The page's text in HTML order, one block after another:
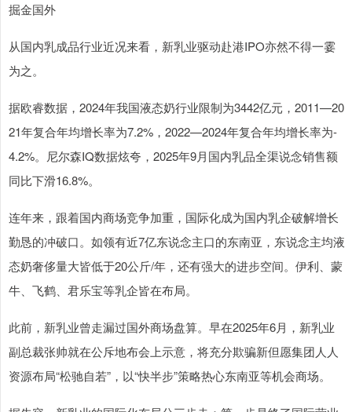
掘金国外
从国内乳成品行业近况来看，新乳业驱动赴港IPO亦然不得一霎
为之。
据欧睿数据，2024年我国液态奶行业限制为3442亿元，2011—20
21年复合年均增长率为7.2%，2022—2024年复合年均增长率为-
4.2%。尼尔森IQ数据炫夸，2025年9月国内乳品全渠说念销售额
同比下滑16.8%。
连年来，跟着国内商场竞争加重，国际化成为国内乳企破解增长
勤恳的冲破口。如领有近7亿东说念主口的东南亚，东说念主均液
态奶奢侈量大皆低于20公斤/年，还有强大的进步空间。伊利、蒙
牛、飞鹤、君乐宝等乳企皆在布局。
此前，新乳业曾走漏过国外商场盘算。早在2025年6月，新乳业
副总裁张帅就在公斥地布会上示意，将充分欺骗新但愿集团人人
资源布局“松驰自若”，以“快半步”策略热心东南亚等机会商场。